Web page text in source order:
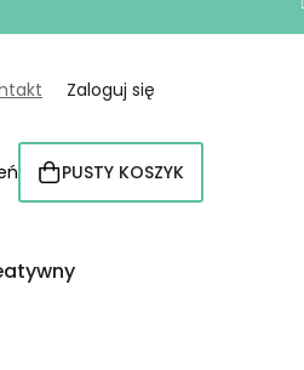
Zaloguj się
KOSZYK
PUSTY KOSZYK